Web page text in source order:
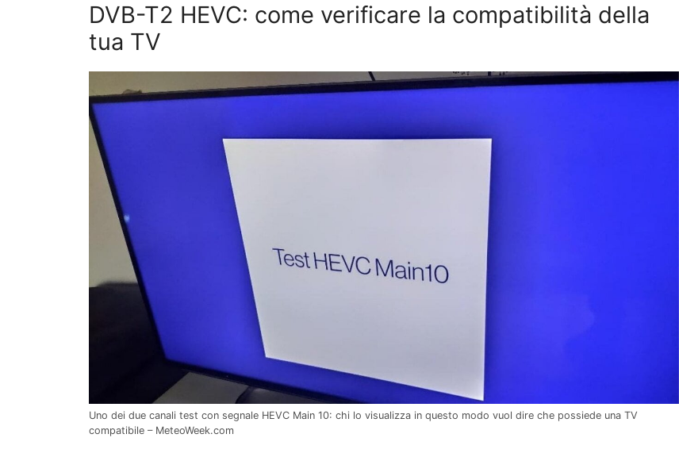
DVB-T2 HEVC: come verificare la compatibilità della
tua TV
Uno dei due canali test con segnale HEVC Main 10: chi lo visualizza in questo modo vuol dire che possiede una TV
compatibile – MeteoWeek.com